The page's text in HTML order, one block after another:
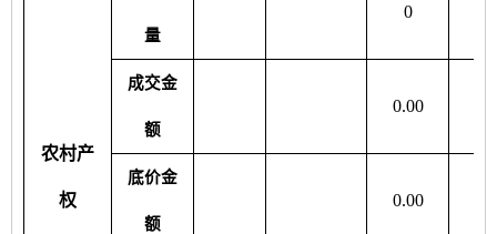
农村产
权
量
0
成交金
额
0.00
底价金
额
0.00